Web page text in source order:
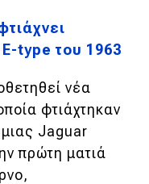
type του 1963
νέα
φτιάχτηκαν
Jaguar
πρώτη ματιά